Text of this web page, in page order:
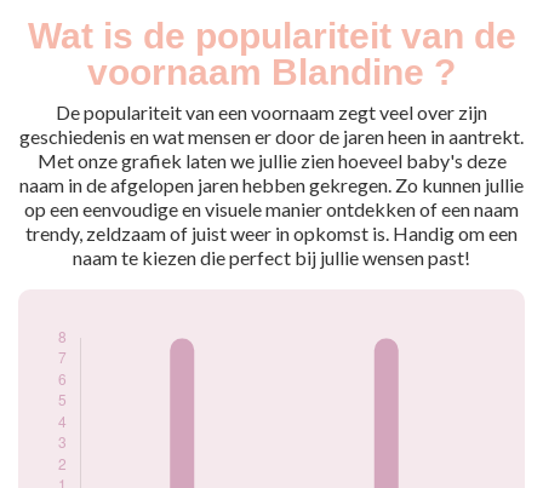
Wat is de populariteit van de
voornaam Blandine ?
De populariteit van een voornaam zegt veel over zijn
geschiedenis en wat mensen er door de jaren heen in aantrekt.
Met onze grafiek laten we jullie zien hoeveel baby's deze
naam in de afgelopen jaren hebben gekregen. Zo kunnen jullie
op een eenvoudige en visuele manier ontdekken of een naam
trendy, zeldzaam of juist weer in opkomst is. Handig om een
naam te kiezen die perfect bij jullie wensen past!
Popularité du
prénom Blandine
par année
Année
Nouveaux-
nés
8
2010
8